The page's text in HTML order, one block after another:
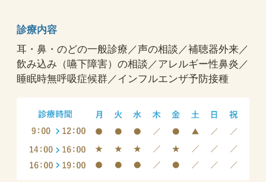
診療内容
耳・鼻・のどの一般診療／声の相談／補聴器外来／
飲み込み（嚥下障害）の相談／アレルギー性鼻炎／
睡眠時無呼吸症候群／インフルエンザ予防接種